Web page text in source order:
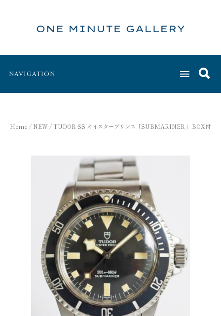
NAVIGATION
Home / NEW / TUDOR SS オイスタープリンス「SUBMARINER」 BOX付